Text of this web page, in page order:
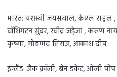
भारत: यशस्वी जयसवाल, केएल राहुल ,
वॉशिंगटन सुंदर, रवींद्र जड़ेजा , करुण
कृष्णा, मोहम्मद सिराज, आकाश दीप
इंग्लैंड: जैक क्रॉली, बेन डकेट, ओली पोप